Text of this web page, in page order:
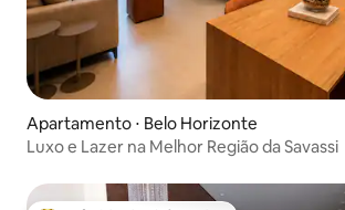
Apartamento ⋅ Belo Horizonte
Luxo e Lazer na Melhor Região da Savassi